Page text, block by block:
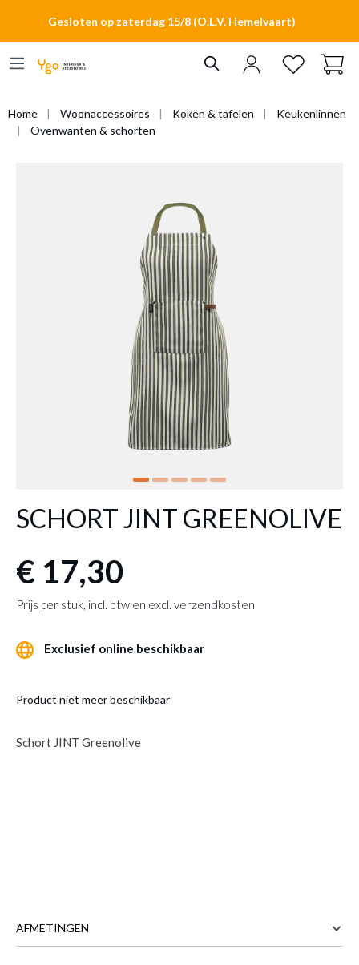
Gesloten op zaterdag 15/8 (O.L.V. Hemelvaart)
Home Woonaccessoires Koken & tafelen
Keukenlinnen
Ovenwanten & schorten
SCHORT JINT GREENOLIVE
€ 17,30
Prijs per stuk, incl. btw en excl. verzendkosten
Exclusief online beschikbaar
Product niet meer beschikbaar
Schort JINT Greenolive
AFMETINGEN